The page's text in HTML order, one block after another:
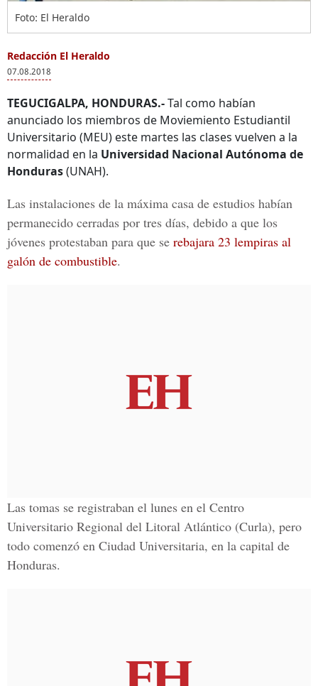
Foto: El Heraldo
Redacción El Heraldo
07.08.2018
TEGUCIGALPA, HONDURAS.-Tal como habían
anunciado los miembros de Moviemiento Estudiantil
Universitario (MEU) este martes las clases vuelven a la
normalidad en la Universidad Nacional Autónoma de
Honduras(UNAH).
Las instalaciones de la máxima casa de estudios habían
permanecido cerradas por tres días, debido a que los
jóvenes protestaban para que se rebajara 23 lempiras al
galón de combustible.
Las tomas se registraban el lunes en el Centro
Universitario Regional del Litoral Atlántico (Curla), pero
todo comenzó en Ciudad Universitaria, en la capital de
Honduras.